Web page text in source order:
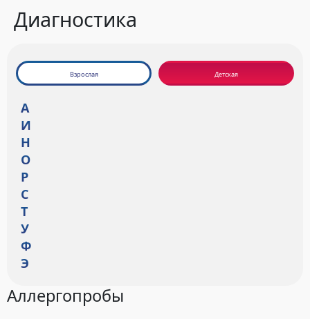
Диагностика
Взрослая Детская
А
И
Н
О
Р
С
Т
У
Ф
Э
Аллергопробы